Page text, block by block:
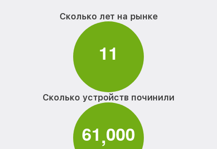
Сколько лет на рынке
11
Сколько устройств починили
61,000